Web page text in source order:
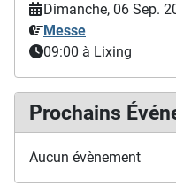
Dimanche, 06 Sep.
Messe
09:00 à Lixing
Prochains
Aucun évènement